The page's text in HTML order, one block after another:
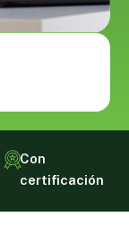
Con
certificación